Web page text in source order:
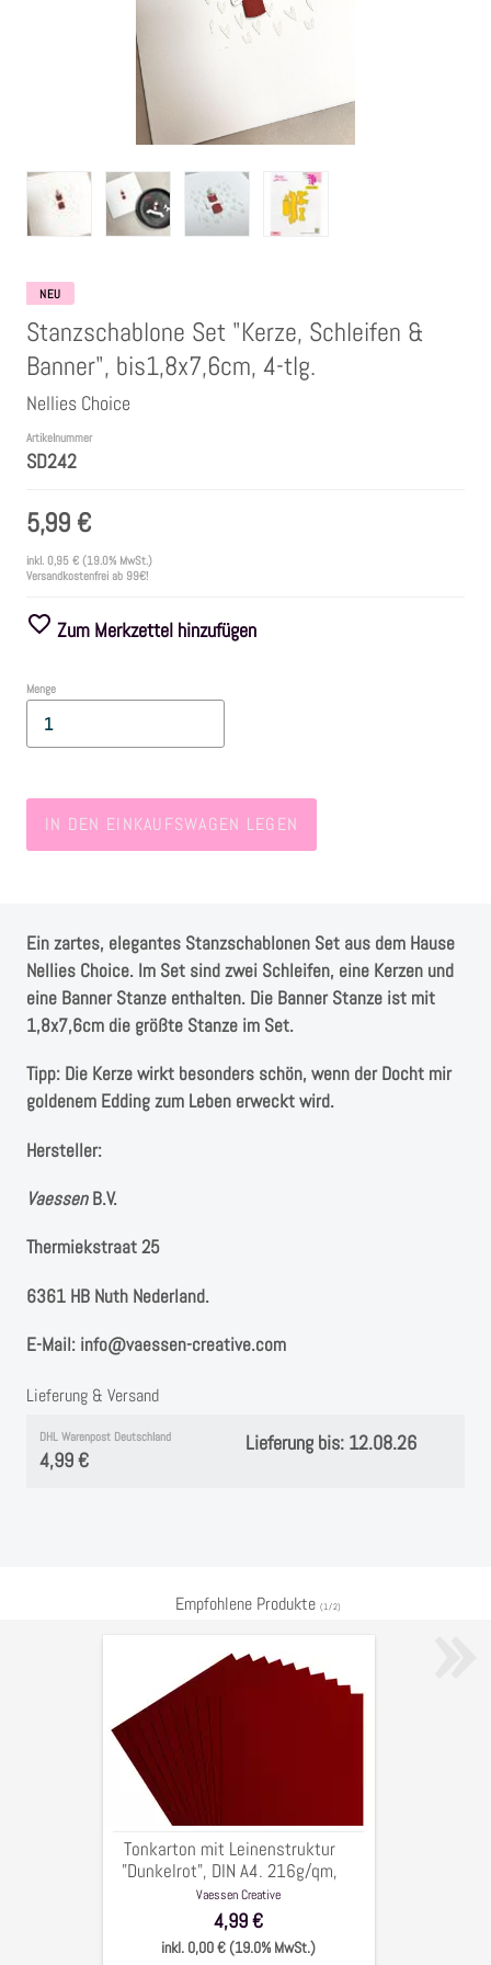
Embossing Pulver WOW
Kartendeko Embellishments
Präge-, Universal- Maskierschablonen
Papiere
Zubehör
Maritim/Sommer
Herbst
Weihnachten
Instagram
NEU
Stanzschablone Set "Kerze, Schleifen &
Banner", bis1,8x7,6cm, 4-tlg.
Nellies Choice
Artikelnummer
SD242
5,99 €
inkl. 0,95 € (19.0% MwSt.)
Versandkostenfrei ab 99€!
Zum Merkzettel hinzufügen
Menge
IN DEN EINKAUFSWAGEN LEGEN
Ein zartes, elegantes Stanzschablonen Set aus dem Hause
Nellies Choice. Im Set sind zwei Schleifen, eine Kerzen und
eine Banner Stanze enthalten. Die Banner Stanze ist mit
1,8x7,6cm die größte Stanze im Set.
Tipp: Die Kerze wirkt besonders schön, wenn der Docht mir
goldenem Edding zum Leben erweckt wird.
Hersteller:
VaessenB.V. ⁠
Thermiekstraat 25 ⁠
6361 HB Nuth ⁠⁠Nederland.
E-Mail: info@vaessen-creative.com
Lieferung & Versand
DHL Warenpost Deutschland
4,99 €
Lieferung bis: 12.08.26
Empfohlene Produkte (1/2) »
Leinenstruktur
"Dunkelrot",
DIN
216g/qm,
10
Bögen
Tonkarton mit Leinenstruktur
"Dunkelrot", DIN A4. 216g/qm,
10 Bögen
Vaessen Creative
4,99 €
inkl. 0,00 € (19.0% MwSt.)